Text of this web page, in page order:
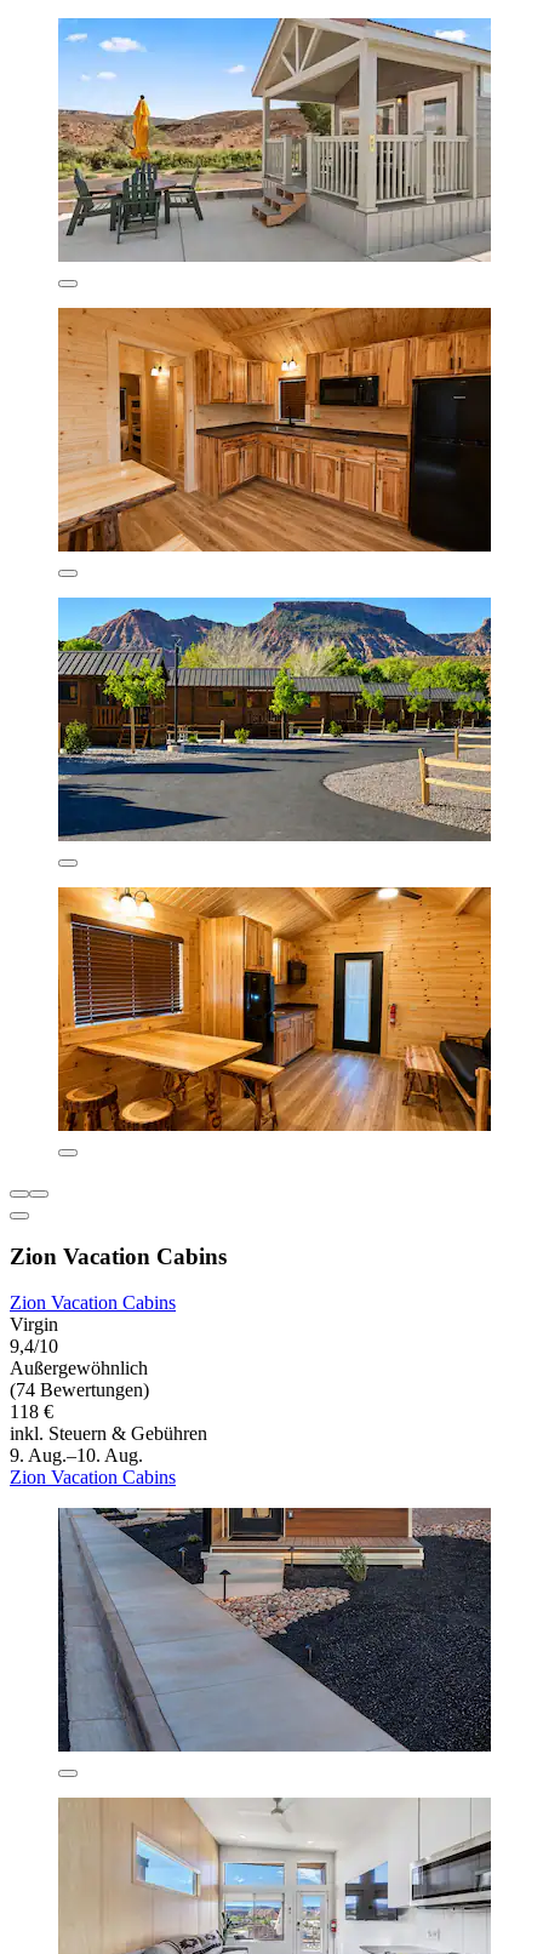
Zion Vacation Cabins
Zion Vacation Cabins
Virgin
9,4/10
Außergewöhnlich
(74 Bewertungen)
118 €
inkl. Steuern & Gebühren
9. Aug.–10. Aug.
Zion Vacation Cabins